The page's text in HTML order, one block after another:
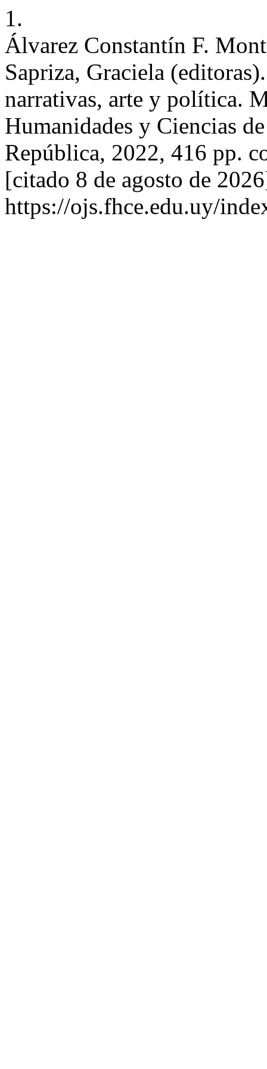
1.
Álvarez Constantín F.
Sapriza, Graciela
narrativas, arte y política.
Humanidades y Ciencias
República, 2022, 416 pp.
[citado 8 de agosto de
https://ojs.fhce.edu.uy/